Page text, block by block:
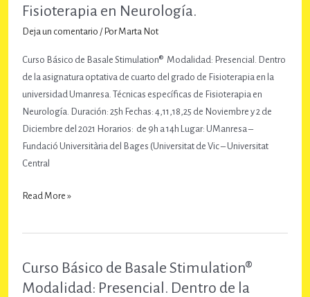
parte)
Fisioterapia en Neurología.
Deja un comentario / PorMarta Not
Curso Básico de Basale Stimulation® Modalidad: Presencial. Dentro
de la asignatura optativa de cuarto del grado de Fisioterapia en la
universidad Umanresa. Técnicas específicas de Fisioterapia en
Neurología. Duración: 25h Fechas: 4,11,18,25 de Noviembre y 2 de
Diciembre del 2021 Horarios: de 9h a 14h Lugar: UManresa –
Fundació Universitària del Bages (Universitat de Vic – Universitat
Central
Curso
Stimulation®
Modalidad:
Read More »
Curso Básico de Basale Stimulation®
Modalidad: Presencial. Dentro de la